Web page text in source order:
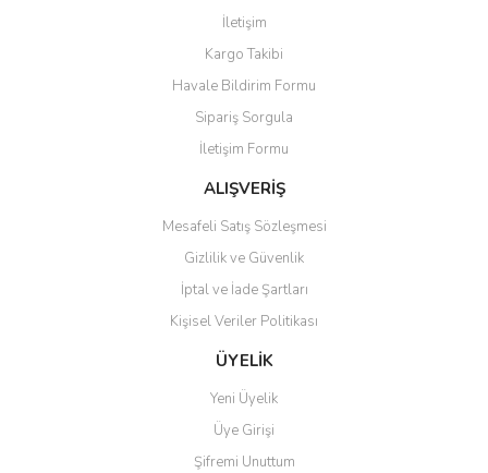
Yorum Yaz
Ürün resmi kalitesiz, bozuk veya görüntülenemiyor.
Ürün açıklamasında eksik bilgiler bulunuyor.
Ürün bilgilerinde hatalar bulunuyor.
Ürün fiyatı diğer sitelerden daha pahalı.
Bu ürüne benzer farklı alternatifler olmalı.
Gönder
İletişim
Kargo Takibi
Havale Bildirim Formu
Sipariş Sorgula
İletişim Formu
ALIŞVERİŞ
Mesafeli Satış Sözleşmesi
Gizlilik ve Güvenlik
İptal ve İade Şartları
Kişisel Veriler Politikası
ÜYELİK
Yeni Üyelik
Üye Girişi
Şifremi Unuttum